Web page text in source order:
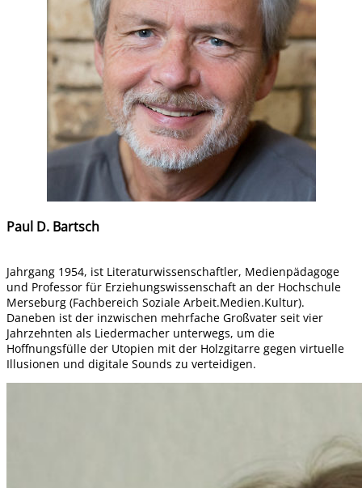
Paul D. Bartsch
Jahrgang 1954, ist Literaturwissenschaftler, Medienpädagoge
und Professor für Erziehungswissenschaft an der Hochschule
Merseburg (Fachbereich Soziale Arbeit.Medien.Kultur).
Daneben ist der inzwischen mehrfache Großvater seit vier
Jahrzehnten als Liedermacher unterwegs, um die
Hoffnungsfülle der Utopien mit der Holzgitarre gegen virtuelle
Illusionen und digitale Sounds zu verteidigen.